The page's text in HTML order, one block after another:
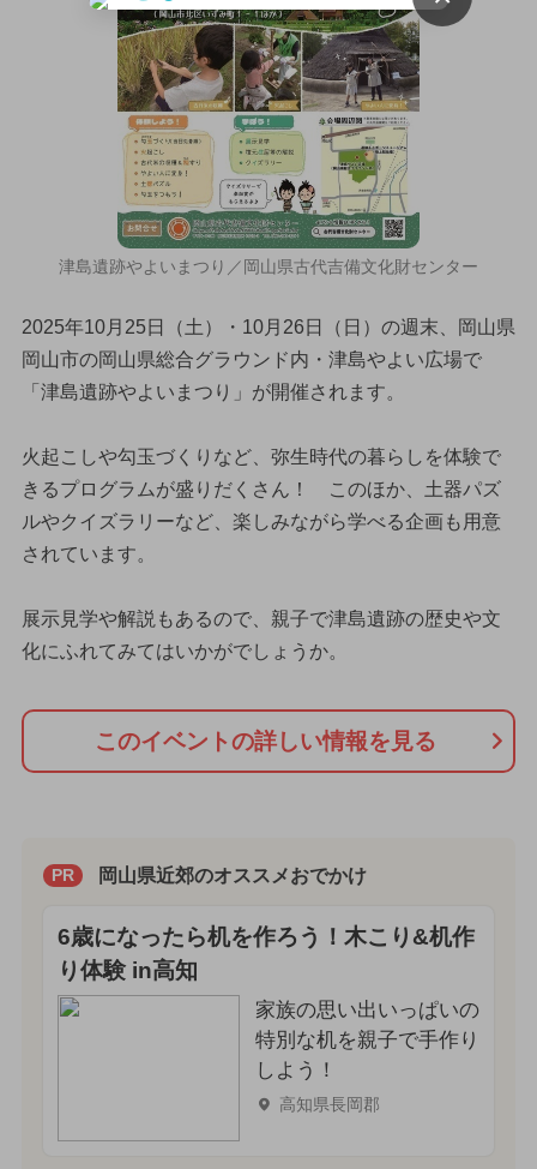
津島遺跡やよいまつり／岡山県古代吉備文化財センター
2025年10月25日（土）・10月26日（日）の週末、岡山県
岡山市の岡山県総合グラウンド内・津島やよい広場で
「津島遺跡やよいまつり」が開催されます。
火起こしや勾玉づくりなど、弥生時代の暮らしを体験で
きるプログラムが盛りだくさん！ このほか、土器パズ
ルやクイズラリーなど、楽しみながら学べる企画も用意
されています。
展示見学や解説もあるので、親子で津島遺跡の歴史や文
化にふれてみてはいかがでしょうか。
このイベントの詳しい情報を見る
PR 岡山県近郊のオススメおでかけ
6歳になったら机を作ろう！木こり&机作
り体験 in高知
家族の思い出いっぱいの
特別な机を親子で手作り
しよう！
高知県長岡郡